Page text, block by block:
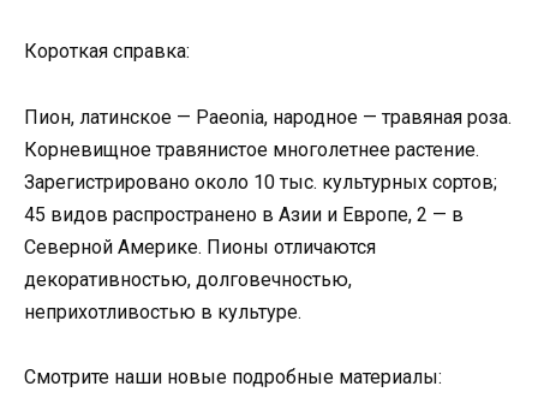
Короткая справка:
Пион, латинское — Paeonia, народное — травяная роза.
Корневищное травянистое многолетнее растение.
Зарегистрировано около 10 тыс. культурных сортов;
45 видов распространено в Азии и Европе, 2 — в
Северной Америке. Пионы отличаются
декоративностью, долговечностью,
неприхотливостью в культуре.
Смотрите наши новые подробные материалы: